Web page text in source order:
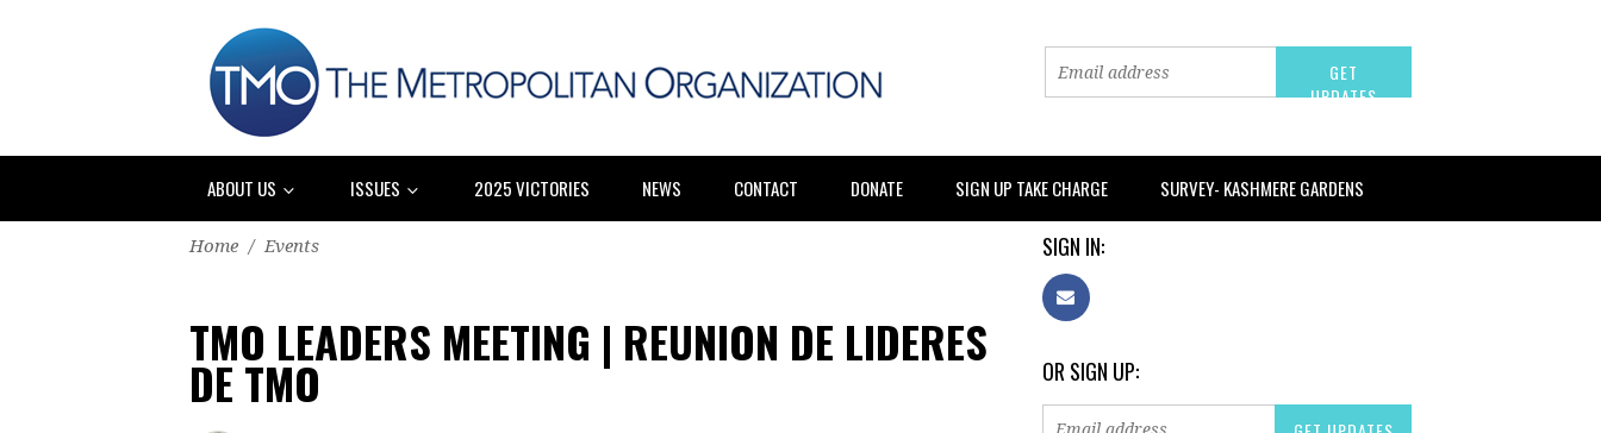
ABOUT US ISSUES 2025 VICTORIES NEWS CONTACT DONATE SIGN UP TAKE CHARGE SURVEY- KASHMERE GARDENS
Home / Events
TMO LEADERS MEETING | REUNION DE LIDERES
DE TMO
SIGN IN:
OR SIGN UP: